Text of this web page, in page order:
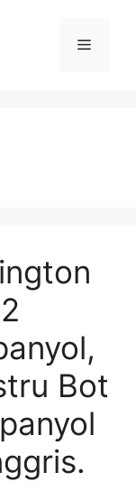
Menu
Bot